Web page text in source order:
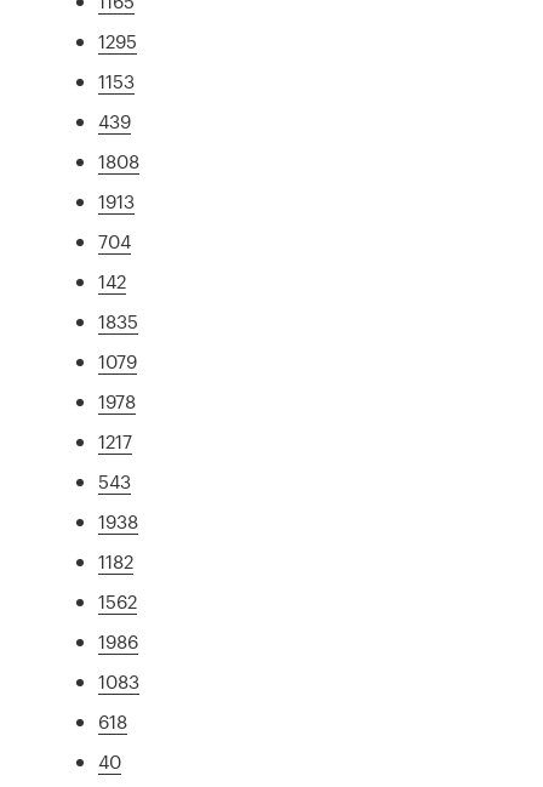
1295
1153
439
1808
1913
704
142
1835
1079
1978
1217
543
1938
1182
1562
1986
1083
618
40